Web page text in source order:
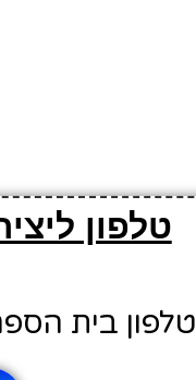
טלפון
טלפון בית הספר: 09-